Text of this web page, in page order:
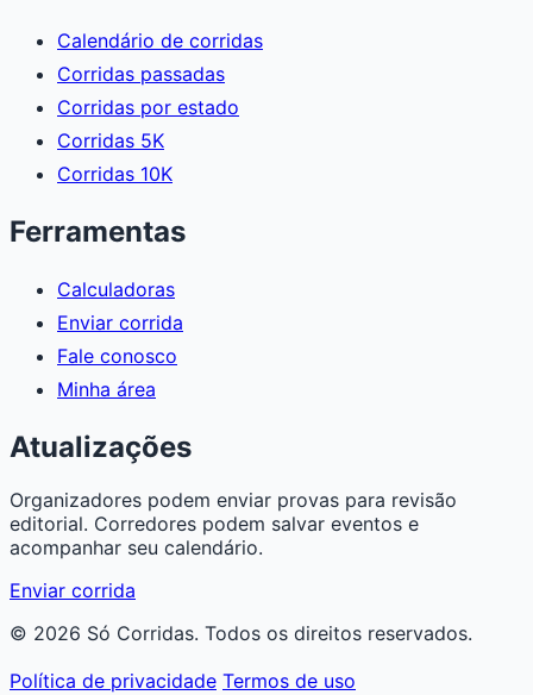
Calendário de corridas
Corridas passadas
Corridas por estado
Corridas 5K
Corridas 10K
Ferramentas
Calculadoras
Enviar corrida
Fale conosco
Minha área
Atualizações
Organizadores podem enviar provas para revisão
editorial. Corredores podem salvar eventos e
acompanhar seu calendário.
Enviar corrida
© 2026 Só Corridas. Todos os direitos reservados.
Política de privacidade Termos de uso